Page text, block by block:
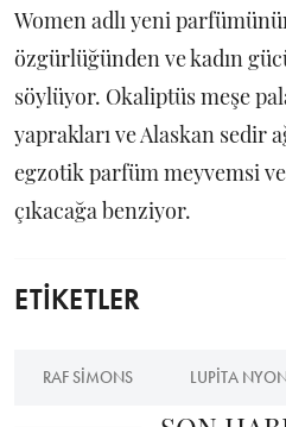
Women adlı yeni
özgürlüğünden ve kadın
söylüyor. Okaliptüs meşe
yaprakları ve Alaskan sedir
egzotik parfüm meyvemsi
çıkacağa benziyor.
ETİKETLER
RAF SIMONS LUPITA